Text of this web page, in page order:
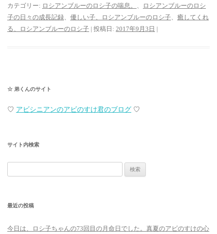
カテゴリー: ロシアンブルーのロシ子の喘息。 、
ロシアンブルーのロシ
子の日々の成長記録、 優しい子、ロシアンブルーのロシ子、 癒してくれ
る、ロシアンブルーのロシ子 | 投稿日: 2017年9月3日 |
☆ 弟くんのサイト
♡ アビシニアンのアビのすけ君のブログ ♡
サイト内検索
索:
最近の投稿
今日は、ロシ子ちゃんの73回目の月命日でした。真夏のアビのすけの心